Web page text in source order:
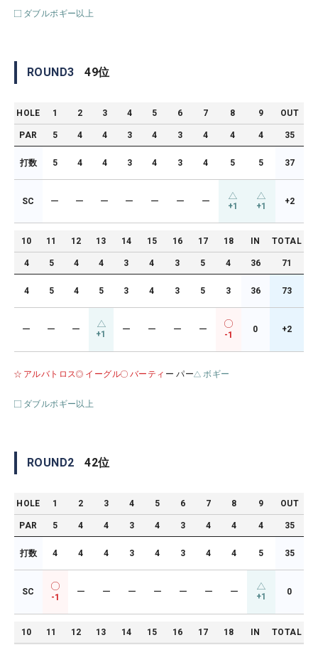
ダブルボギー以上
ROUND3 49位
HOLE 1 2 3 4 5 6 7 8 9 OUT
PAR 5 4 4 3 4 3 4 4 4 35
打数 5 4 4 3 4 3 4 5 5 37
SC ー ー ー ー ー ー ー +1 +1 +2
10 11 12 13 14 15 16 17 18 IN TOTAL
4 5 4 4 3 4 3 5 4 36 71
4 5 4 5 3 4 3 5 3 36 73
ー ー ー +1 ー ー ー ー
-1
0 +2
アルバトロス イーグル バーティ ー パー ボギー
ダブルボギー以上
ROUND2 42位
HOLE 1 2 3 4 5 6 7 8 9 OUT
PAR 5 4 4 3 4 3 4 4 4 35
打数 4 4 4 3 4 3 4 4 5 35
SC
-1
ー ー ー ー ー ー ー +1 0
10 11 12 13 14 15 16 17 18 IN TOTAL